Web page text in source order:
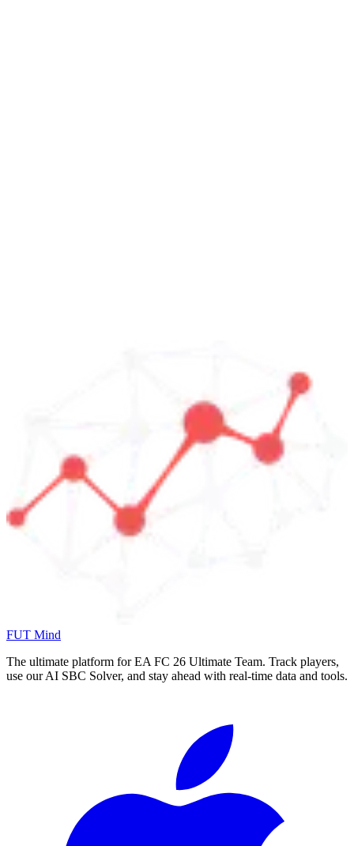
FUT Mind
The ultimate platform for EA FC 26 Ultimate Team. Track players,
use our AI SBC Solver, and stay ahead with real-time data and tools.